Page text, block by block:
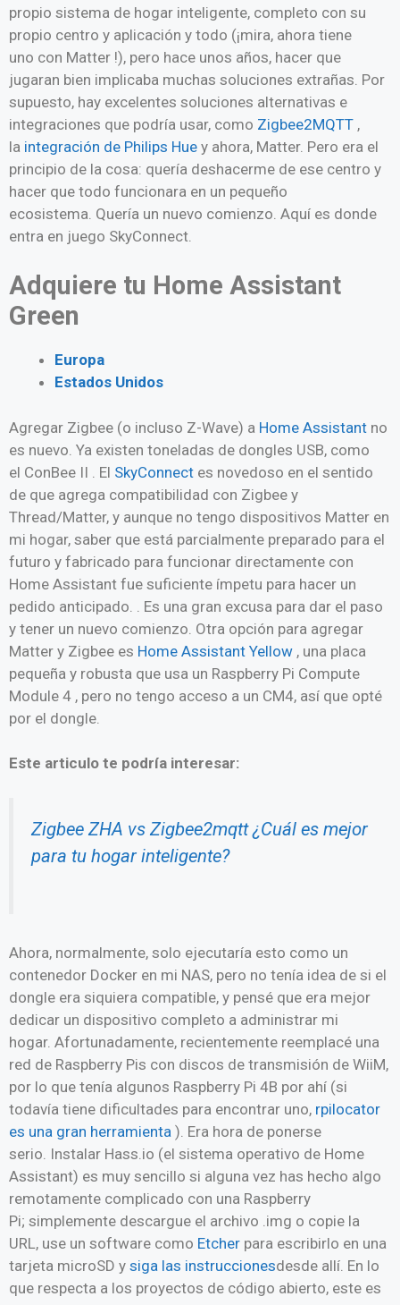
propio sistema de hogar inteligente, completo con su
propio centro y aplicación y todo (¡mira, ahora tiene
uno con Matter !), pero hace unos años, hacer que
jugaran bien implicaba muchas soluciones extrañas. Por
supuesto, hay excelentes soluciones alternativas e
integraciones que podría usar, como Zigbee2MQTT ,
la integración de Philips Hue y ahora, Matter. Pero era el
principio de la cosa: quería deshacerme de ese centro y
hacer que todo funcionara en un pequeño
ecosistema. Quería un nuevo comienzo. Aquí es donde
entra en juego SkyConnect.
Adquiere tu Home Assistant
Green
Europa
Estados Unidos
Agregar Zigbee (o incluso Z-Wave) a Home Assistant no
es nuevo. Ya existen toneladas de dongles USB, como
el ConBee II . El SkyConnect es novedoso en el sentido
de que agrega compatibilidad con Zigbee y
Thread/Matter, y aunque no tengo dispositivos Matter en
mi hogar, saber que está parcialmente preparado para el
futuro y fabricado para funcionar directamente con
Home Assistant fue suficiente ímpetu para hacer un
pedido anticipado. . Es una gran excusa para dar el paso
y tener un nuevo comienzo. Otra opción para agregar
Matter y Zigbee es Home Assistant Yellow , una placa
pequeña y robusta que usa un Raspberry Pi Compute
Module 4 , pero no tengo acceso a un CM4, así que opté
por el dongle.
Este articulo te podría interesar:
Zigbee ZHA vs Zigbee2mqtt ¿Cuál es mejor
para tu hogar inteligente?
Ahora, normalmente, solo ejecutaría esto como un
contenedor Docker en mi NAS, pero no tenía idea de si el
dongle era siquiera compatible, y pensé que era mejor
dedicar un dispositivo completo a administrar mi
hogar. Afortunadamente, recientemente reemplacé una
red de Raspberry Pis con discos de transmisión de WiiM,
por lo que tenía algunos Raspberry Pi 4B por ahí (si
todavía tiene dificultades para encontrar uno, rpilocator
es una gran herramienta ). Era hora de ponerse
serio. Instalar Hass.io (el sistema operativo de Home
Assistant) es muy sencillo si alguna vez has hecho algo
remotamente complicado con una Raspberry
Pi; simplemente descargue el archivo .img o copie la
URL, use un software como Etcher para escribirlo en una
tarjeta microSD y siga las instruccionesdesde allí. En lo
que respecta a los proyectos de código abierto, este es